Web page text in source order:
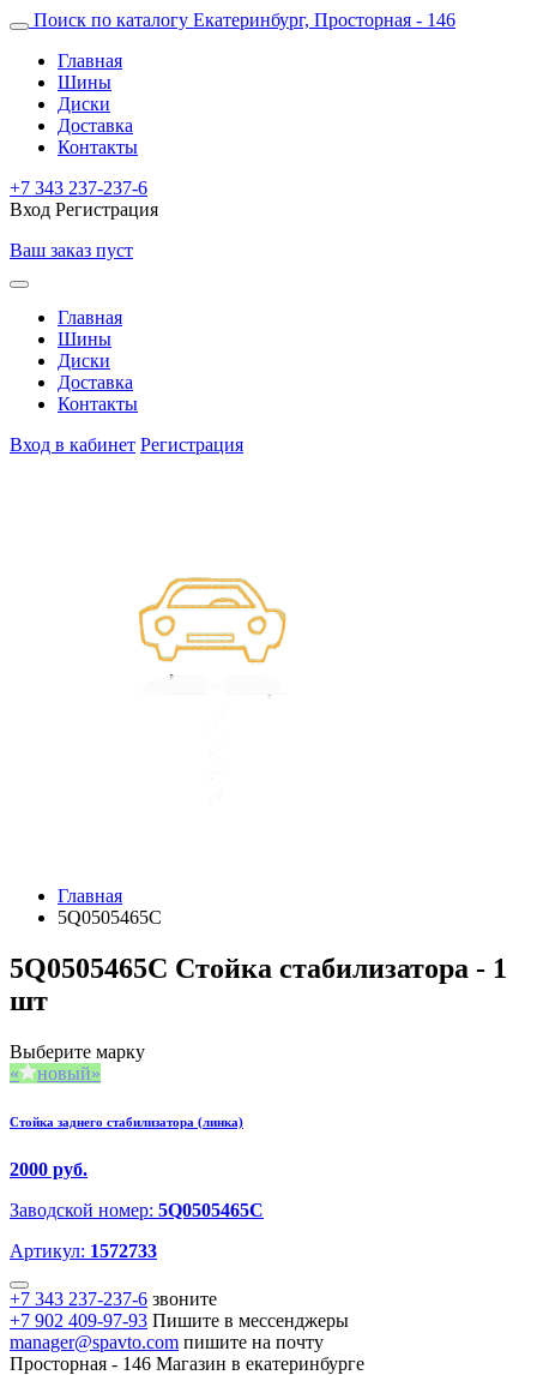
Поиск по каталогу Екатеринбург, Просторная - 146
Главная
Шины
Диски
Доставка
Контакты
+7 343 237-237-6
Вход Регистрация
Ваш заказ пуст
Главная
Шины
Диски
Доставка
Контакты
Вход в кабинет Регистрация
Главная
5Q0505465C
5Q0505465C Стойка стабилизатора - 1
шт
Выберите марку
новый
Стойка заднего стабилизатора (линка)
2000 руб.
Заводской номер: 5Q0505465C
Артикул: 1572733
+7 343 237-237-6 звоните
+7 902 409-97-93 Пишите в мессенджеры
manager@spavto.com пишите на почту
Просторная - 146 Магазин в екатеринбурге